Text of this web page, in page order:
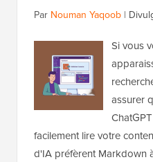
Par Nouman Yaqoob |
Si vous
assurer
facilement lire votre
d'IA préfèrent Markdown